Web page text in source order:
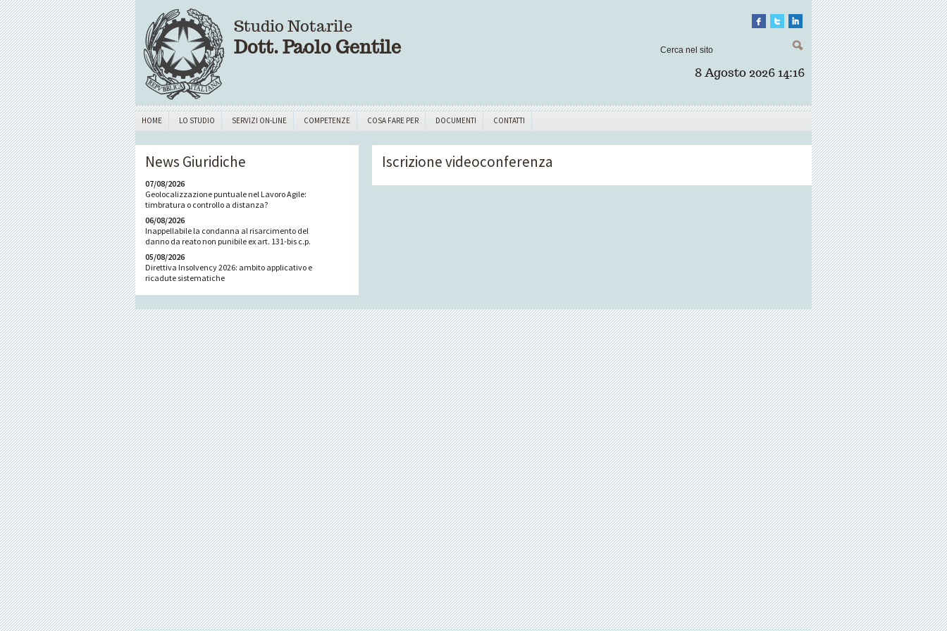
Studio Notarile
Dott. Paolo Gentile
8 Agosto 2026 14:16
HOME LO STUDIO SERVIZI ON-LINE COMPETENZE COSA FARE PER DOCUMENTI CONTATTI
Iscrizione videoconferenza
News Giuridiche
07/08/2026
Geolocalizzazione puntuale nel Lavoro Agile:
timbratura o controllo a distanza?
06/08/2026
Inappellabile la condanna al risarcimento del
danno da reato non punibile ex art. 131-bis c.p.
05/08/2026
Direttiva Insolvency 2026: ambito applicativo e
ricadute sistematiche